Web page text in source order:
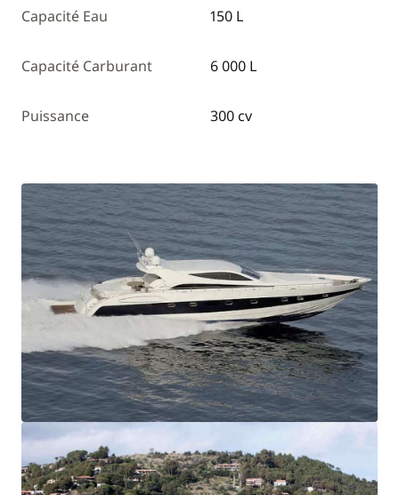
Capacité Eau 150 L
Capacité Carburant 6 000 L
Puissance 300 cv